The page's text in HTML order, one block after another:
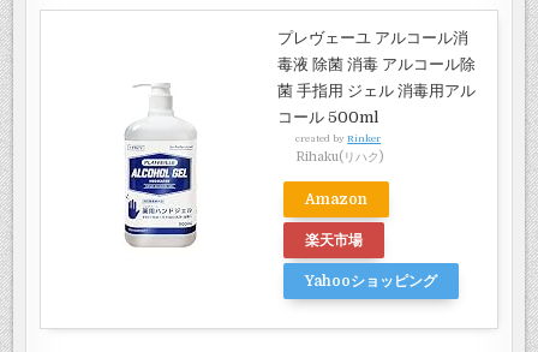
プレヴェーユ アルコール消
毒液 除菌 消毒 アルコール除
菌 手指用 ジェル 消毒用アル
コール 500ml
created byRinker
Rihaku(リハク)
Amazon
楽天市場
Yahooショッピング